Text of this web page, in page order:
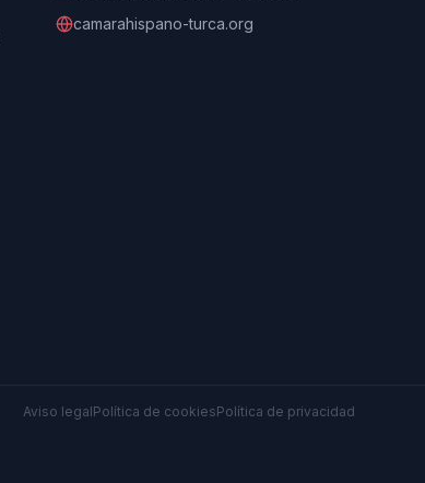
camarahispano-turca.org
Aviso legalPolítica de cookiesPolítica de privacidad